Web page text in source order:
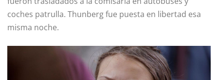
coches patrulla. Thunberg fue puesta en libertad esa
misma noche.